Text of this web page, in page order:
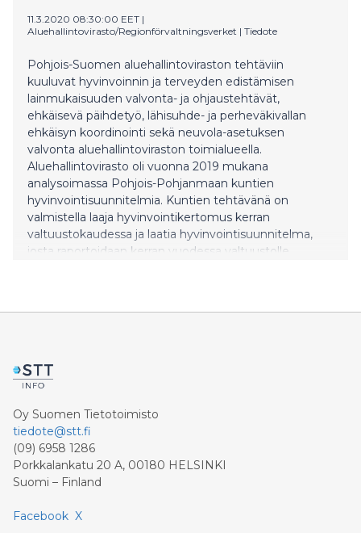
11.3.2020 08:30:00 EET |
Aluehallintovirasto/Regionförvaltningsverket | Tiedote
Pohjois-Suomen aluehallintoviraston tehtäviin
kuuluvat hyvinvoinnin ja terveyden edistämisen
lainmukaisuuden valvonta- ja ohjaustehtävät,
ehkäisevä päihdetyö, lähisuhde- ja perheväkivallan
ehkäisyn koordinointi sekä neuvola-asetuksen
valvonta aluehallintoviraston toimialueella.
Aluehallintovirasto oli vuonna 2019 mukana
analysoimassa Pohjois-Pohjanmaan kuntien
hyvinvointisuunnitelmia. Kuntien tehtävänä on
valmistella laaja hyvinvointikertomus kerran
valtuustokaudessa ja laatia hyvinvointisuunnitelma,
josta raportoidaan kerran vuodessa valtuustolle.
erikoissuunnittelija Sanna Salmelan johdolla analysoitiin
22 Pohjois-Pohjanmaan kunnan
monialainen joukko Pohjois-P
Oy Suomen Tietotoimisto
tiedote@stt.fi
(09) 6958 1286
Porkkalankatu 20 A, 00180 HELSINKI
Suomi – Finland
Facebook X